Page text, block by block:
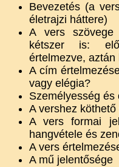
Bevezetés (a
életrajzi háttere)
A vers szövege
kétszer is:
értelmezve, aztán
A cím
vagy elégia?
Személyesség
A vershez
A vers formai
hangvétele és
A vers
A mű jelentősége